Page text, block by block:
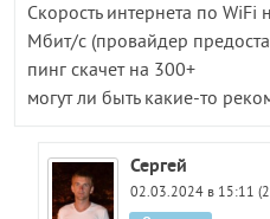
Скорость интернета по
Мбит/с (провайдер
пинг скачет на 300+
могут ли быть какие-то
Сергей
02.03.2024 в 15:11 (2